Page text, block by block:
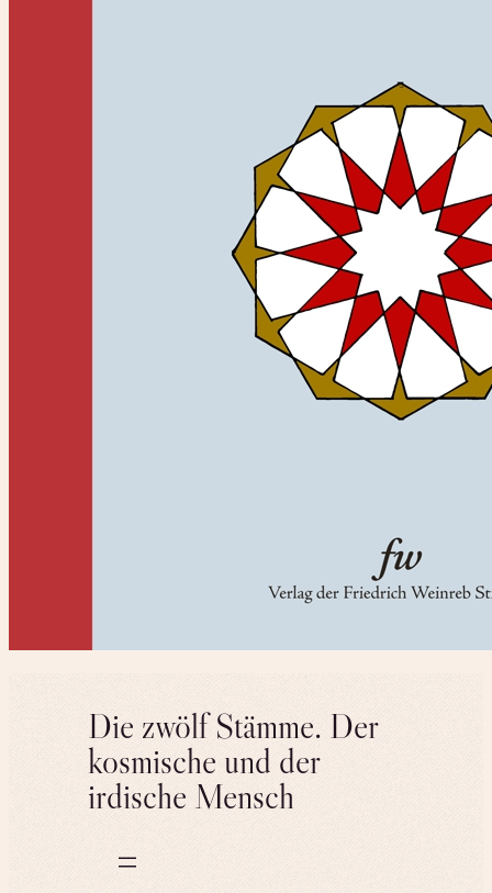
Die zwölf Stämme. Der
kosmische und der
irdische Mensch